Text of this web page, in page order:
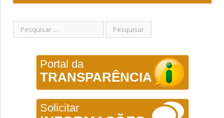
Portal da
TRANSPARÊNCIA
Solicitar